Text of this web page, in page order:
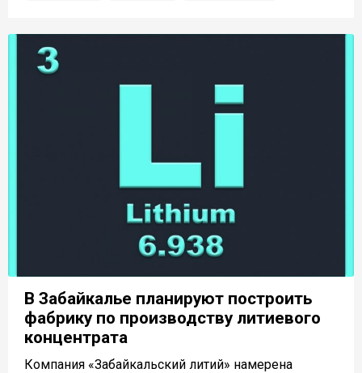
В Забайкалье планируют построить
фабрику по производству литиевого
концентрата
Компания «Забайкальский литий» намерена